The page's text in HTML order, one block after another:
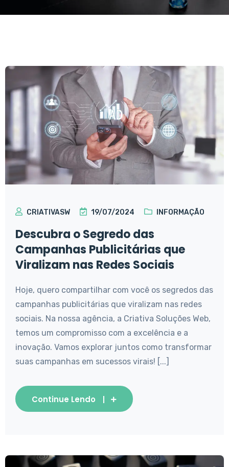
CRIATIVASW 19/07/2024 INFORMAÇÃO
Descubra o Segredo das
Campanhas Publicitárias que
Viralizam nas Redes Sociais
Hoje, quero compartilhar com você os segredos das
campanhas publicitárias que viralizam nas redes
sociais. Na nossa agência, a Criativa Soluções Web,
temos um compromisso com a excelência e a
inovação. Vamos explorar juntos como transformar
suas campanhas em sucessos virais! [...]
Continue Lendo